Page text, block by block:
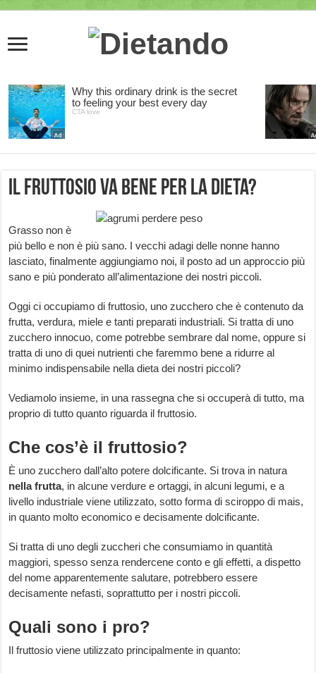
Il fruttosio va bene per la dieta?
Grasso non è
più bello e non è più sano. I vecchi adagi delle nonne hanno
lasciato, finalmente aggiungiamo noi, il posto ad un approccio più
sano e più ponderato all’alimentazione dei nostri piccoli.
Oggi ci occupiamo di fruttosio, uno zucchero che è contenuto da
frutta, verdura, miele e tanti preparati industriali. Si tratta di uno
zucchero innocuo, come potrebbe sembrare dal nome, oppure si
tratta di uno di quei nutrienti che faremmo bene a ridurre al
minimo indispensabile nella dieta dei nostri piccoli?
Vediamolo insieme, in una rassegna che si occuperà di tutto, ma
proprio di tutto quanto riguarda il fruttosio.
Che cos’è il fruttosio?
È uno zucchero dall’alto potere dolcificante. Si trova in natura
nella frutta, in alcune verdure e ortaggi, in alcuni legumi, e a
livello industriale viene utilizzato, sotto forma di sciroppo di mais,
in quanto molto economico e decisamente dolcificante.
Si tratta di uno degli zuccheri che consumiamo in quantità
maggiori, spesso senza rendercene conto e gli effetti, a dispetto
del nome apparentemente salutare, potrebbero essere
decisamente nefasti, soprattutto per i nostri piccoli.
Quali sono i pro?
Il fruttosio viene utilizzato principalmente in quanto: